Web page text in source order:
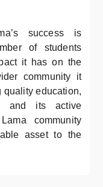
success is
of students
it has on the
community it
quality education,
and its active
community
asset to the